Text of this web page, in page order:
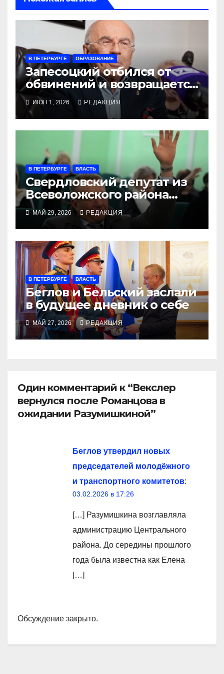
В ПЕТЕРБУРГЕ ОБРАЗОВАНИЕ
Запесоцкий отбился от
обвинений и возвращается
в ректоры
ИЮН 1, 2026 РЕДАКЦИЯ
В ПЕТЕРБУРГЕ ВЛАСТЬ
Свердловский депутат из
Всеволожского района
задержан ФСБ и арестован
МАЙ 29, 2026 РЕДАКЦИЯ
В ПЕТЕРБУРГЕ ВЛАСТЬ
Беглов и Бельский заслали
в будущее дневник о себе
МАЙ 27, 2026 РЕДАКЦИЯ
Один комментарий к “Векслер
вернулся после Романцова в
ожидании Разумишкиной”
Беглов утвердил новых
председателей молодёжного
и транспортного комитетов:
03.02.2026 в 17:26
[…] Разумишкина возглавляла
администрацию Центрального
района. До середины прошлого
года была известна как Елена
[…]
Обсуждение закрыто.